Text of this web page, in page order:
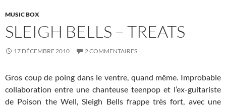
MUSIC BOX
SLEIGH BELLS – TREATS
17 DÉCEMBRE 2010 2 COMMENTAIRES
Gros coup de poing dans le ventre, quand même. Improbable
collaboration entre une chanteuse teenpop et l’ex-guitariste
de Poison the Well, Sleigh Bells frappe très fort, avec une